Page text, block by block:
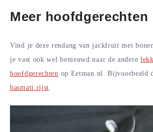
Meer hoofdgerechten
Vind je deze rendang van jackfruit met
je vast ook wel benieuwd naar de andere
hoofdgerechten op Eetman.nl. Bijvoorbeeld
basmati rijst